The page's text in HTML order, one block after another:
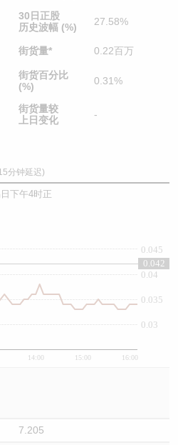
30日正股
历史波幅 (%)
27.58%
街货量* 0.22百万
街货百分比
(%)
0.31%
街货量较
上日变化
-
分钟延迟)
下午4时正
14:00 15:00 16:00
0.03
0.035
0.04
0.045
0.042
7.205